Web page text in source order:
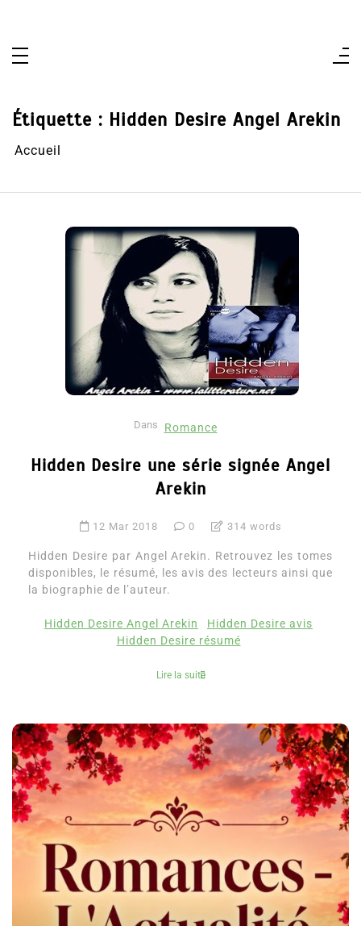
Étiquette : Hidden Desire Angel Arekin
Accueil
Dans Romance
Hidden Desire une série signée Angel
Arekin
12 Mar 2018 0 314 words
Hidden Desire par Angel Arekin. Retrouvez les tomes
disponibles, le résumé, les avis des lecteurs ainsi que
la biographie de l’auteur.
Hidden Desire Angel Arekin
Hidden Desire avis
Hidden Desire résumé
Lire la suite